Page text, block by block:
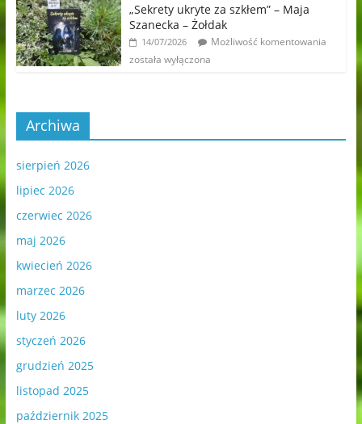
„Sekrety ukryte za szkłem” – Maja
Szanecka – Żołdak
14/07/2026
Możliwość komentowania
została wyłączona
Archiwa
sierpień 2026
lipiec 2026
czerwiec 2026
maj 2026
kwiecień 2026
marzec 2026
luty 2026
styczeń 2026
grudzień 2025
listopad 2025
październik 2025